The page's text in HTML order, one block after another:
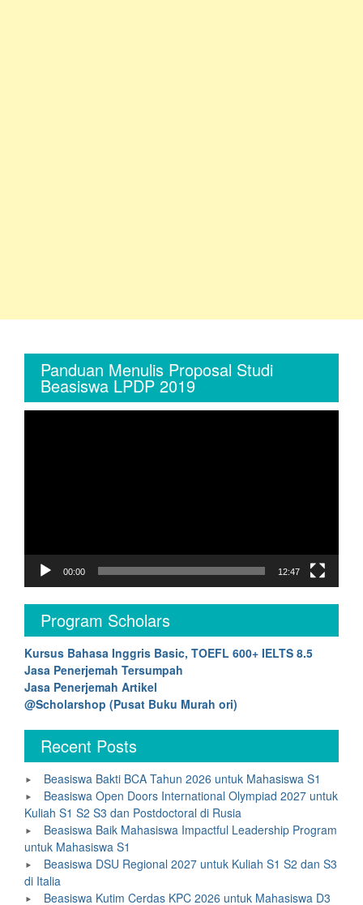
Panduan Menulis Proposal Studi
Beasiswa LPDP 2019
00:00 12:47
Program Scholars
Kursus Bahasa Inggris Basic, TOEFL 600+ IELTS 8.5
Jasa Penerjemah Tersumpah
Jasa Penerjemah Artikel
@Scholarshop (Pusat Buku Murah ori)
Recent Posts
Beasiswa Bakti BCA Tahun 2026 untuk Mahasiswa S1
Beasiswa Open Doors International Olympiad 2027 untuk
Kuliah S1 S2 S3 dan Postdoctoral di Rusia
Beasiswa Baik Mahasiswa Impactful Leadership Program
untuk Mahasiswa S1
Beasiswa DSU Regional 2027 untuk Kuliah S1 S2 dan S3
di Italia
Beasiswa Kutim Cerdas KPC 2026 untuk Mahasiswa D3